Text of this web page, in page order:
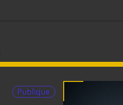
Publique